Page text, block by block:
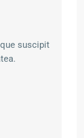
suscipit